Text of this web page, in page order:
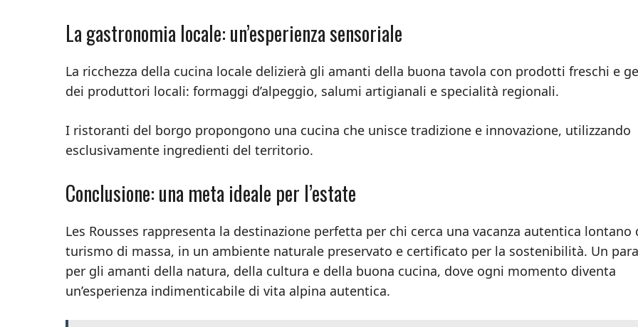
La gastronomia locale: un’esperienza sensoriale
La ricchezza della cucina locale delizierà gli amanti della buona tavola con prodotti freschi e
dei produttori locali: formaggi d’alpeggio, salumi artigianali e specialità regionali.
I ristoranti del borgo propongono una cucina che unisce tradizione e innovazione, utilizzando
esclusivamente ingredienti del territorio.
Conclusione: una meta ideale per l’estate
Les Rousses rappresenta la destinazione perfetta per chi cerca una vacanza autentica lontano
turismo di massa, in un ambiente naturale preservato e certificato per la sostenibilità. Un
per gli amanti della natura, della cultura e della buona cucina, dove ogni momento diventa
un’esperienza indimenticabile di vita alpina autentica.